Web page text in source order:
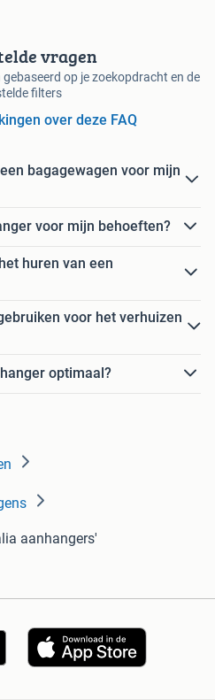
vragen
op je zoekopdracht en de
filters
over deze FAQ
bagagewagen voor mijn
voor mijn behoeften?
huren van een
voor het verhuizen
optimaal?
aanhangers'